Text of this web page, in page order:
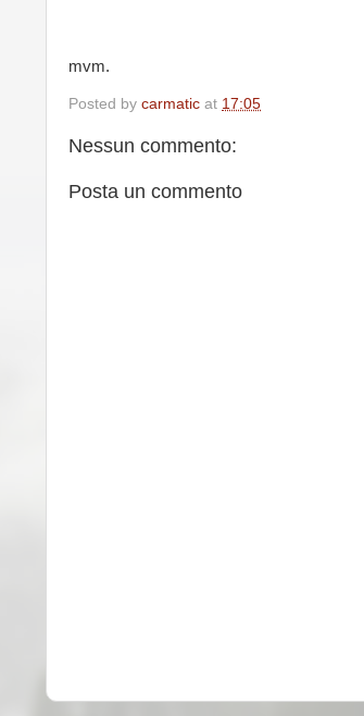
mvm.
Posted by carmatic at 17:05
Nessun commento:
Posta un commento